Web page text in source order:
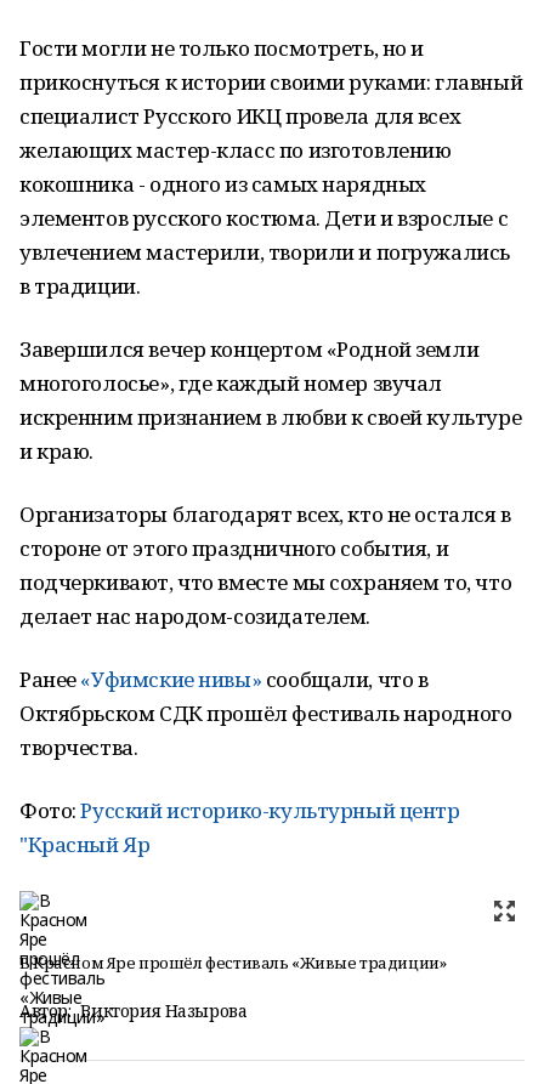
Гости могли не только посмотреть, но и
прикоснуться к истории своими руками: главный
специалист Русского ИКЦ провела для всех
желающих мастер-класс по изготовлению
кокошника - одного из самых нарядных
элементов русского костюма. Дети и взрослые с
увлечением мастерили, творили и погружались
в традиции.
Завершился вечер концертом «Родной земли
многоголосье», где каждый номер звучал
искренним признанием в любви к своей культуре
и краю.
Организаторы благодарят всех, кто не остался в
стороне от этого праздничного события, и
подчеркивают, что вместе мы сохраняем то, что
делает нас народом-созидателем.
Ранее«Уфимские нивы» сообщали, что в
Октябрьском СДК прошёл фестиваль народного
творчества.
Фото:Русский историко-культурный центр
"Красный Яр
В Красном Яре прошёл фестиваль «Живые традиции»
Автор: Виктория Назырова